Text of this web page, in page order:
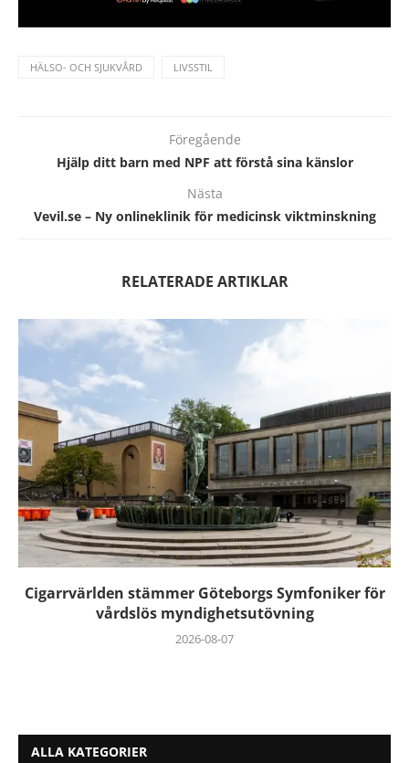
HÄLSO- OCH SJUKVÅRD LIVSSTIL
Föregående
Hjälp ditt barn med NPF att förstå sina känslor
Nästa
Vevil.se – Ny onlineklinik för medicinsk viktminskning
RELATERADE ARTIKLAR
Cigarrvärlden stämmer Göteborgs Symfoniker för
vårdslös myndighetsutövning
2026-08-07
ALLA KATEGORIER